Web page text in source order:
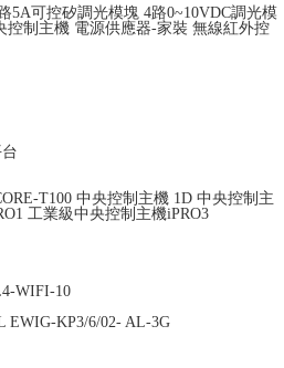
5A可控矽調光模塊 4路0~10VDC調光模
控制主機 電源供應器-家裝 無線紅外控
T100 中央控制主機 1D 中央控制主
工業級中央控制主機iPRO3
WIFI-10
EWIG-KP3/6/02- AL-3G